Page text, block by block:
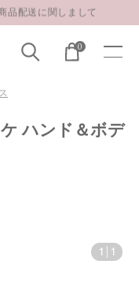
こちら
品配送に関しまして
ちら
0
ハンド＆ボデ
1 1